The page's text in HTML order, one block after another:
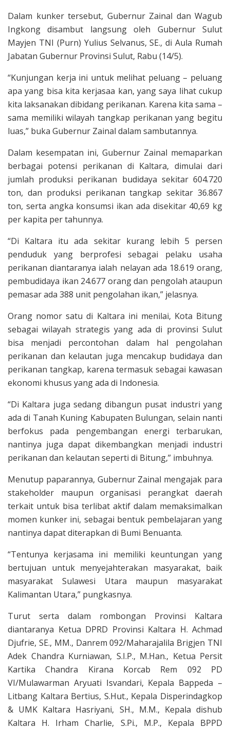
Dalam kunker tersebut, Gubernur Zainal dan Wagub
Ingkong disambut langsung oleh Gubernur Sulut
Mayjen TNI (Purn) Yulius Selvanus, SE., di Aula Rumah
Jabatan Gubernur Provinsi Sulut, Rabu (14/5).
“Kunjungan kerja ini untuk melihat peluang – peluang
apa yang bisa kita kerjasaa kan, yang saya lihat cukup
kita laksanakan dibidang perikanan. Karena kita sama –
sama memiliki wilayah tangkap perikanan yang begitu
luas,” buka Gubernur Zainal dalam sambutannya.
Dalam kesempatan ini, Gubernur Zainal memaparkan
berbagai potensi perikanan di Kaltara, dimulai dari
jumlah produksi perikanan budidaya sekitar 604.720
ton, dan produksi perikanan tangkap sekitar 36.867
ton, serta angka konsumsi ikan ada disekitar 40,69 kg
per kapita per tahunnya.
“Di Kaltara itu ada sekitar kurang lebih 5 persen
penduduk yang berprofesi sebagai pelaku usaha
perikanan diantaranya ialah nelayan ada 18.619 orang,
pembudidaya ikan 24.677 orang dan pengolah ataupun
pemasar ada 388 unit pengolahan ikan,” jelasnya.
Orang nomor satu di Kaltara ini menilai, Kota Bitung
sebagai wilayah strategis yang ada di provinsi Sulut
bisa menjadi percontohan dalam hal pengolahan
perikanan dan kelautan juga mencakup budidaya dan
perikanan tangkap, karena termasuk sebagai kawasan
ekonomi khusus yang ada di Indonesia.
“Di Kaltara juga sedang dibangun pusat industri yang
ada di Tanah Kuning Kabupaten Bulungan, selain nanti
berfokus pada pengembangan energi terbarukan,
nantinya juga dapat dikembangkan menjadi industri
perikanan dan kelautan seperti di Bitung,” imbuhnya.
Menutup paparannya, Gubernur Zainal mengajak para
stakeholder maupun organisasi perangkat daerah
terkait untuk bisa terlibat aktif dalam memaksimalkan
momen kunker ini, sebagai bentuk pembelajaran yang
nantinya dapat diterapkan di Bumi Benuanta.
“Tentunya kerjasama ini memiliki keuntungan yang
bertujuan untuk menyejahterakan masyarakat, baik
masyarakat Sulawesi Utara maupun masyarakat
Kalimantan Utara,” pungkasnya.
Turut serta dalam rombongan Provinsi Kaltara
diantaranya Ketua DPRD Provinsi Kaltara H. Achmad
Djufrie, SE., MM., Danrem 092/Maharajalila Brigjen TNI
Adek Chandra Kurniawan, S.I.P., M.Han., Ketua Persit
Kartika Chandra Kirana Korcab Rem 092 PD
VI/Mulawarman Aryuati Isvandari, Kepala Bappeda –
Litbang Kaltara Bertius, S.Hut., Kepala Disperindagkop
& UMK Kaltara Hasriyani, SH., M.M., Kepala dishub
Kaltara H. Irham Charlie, S.Pi., M.P., Kepala BPPD